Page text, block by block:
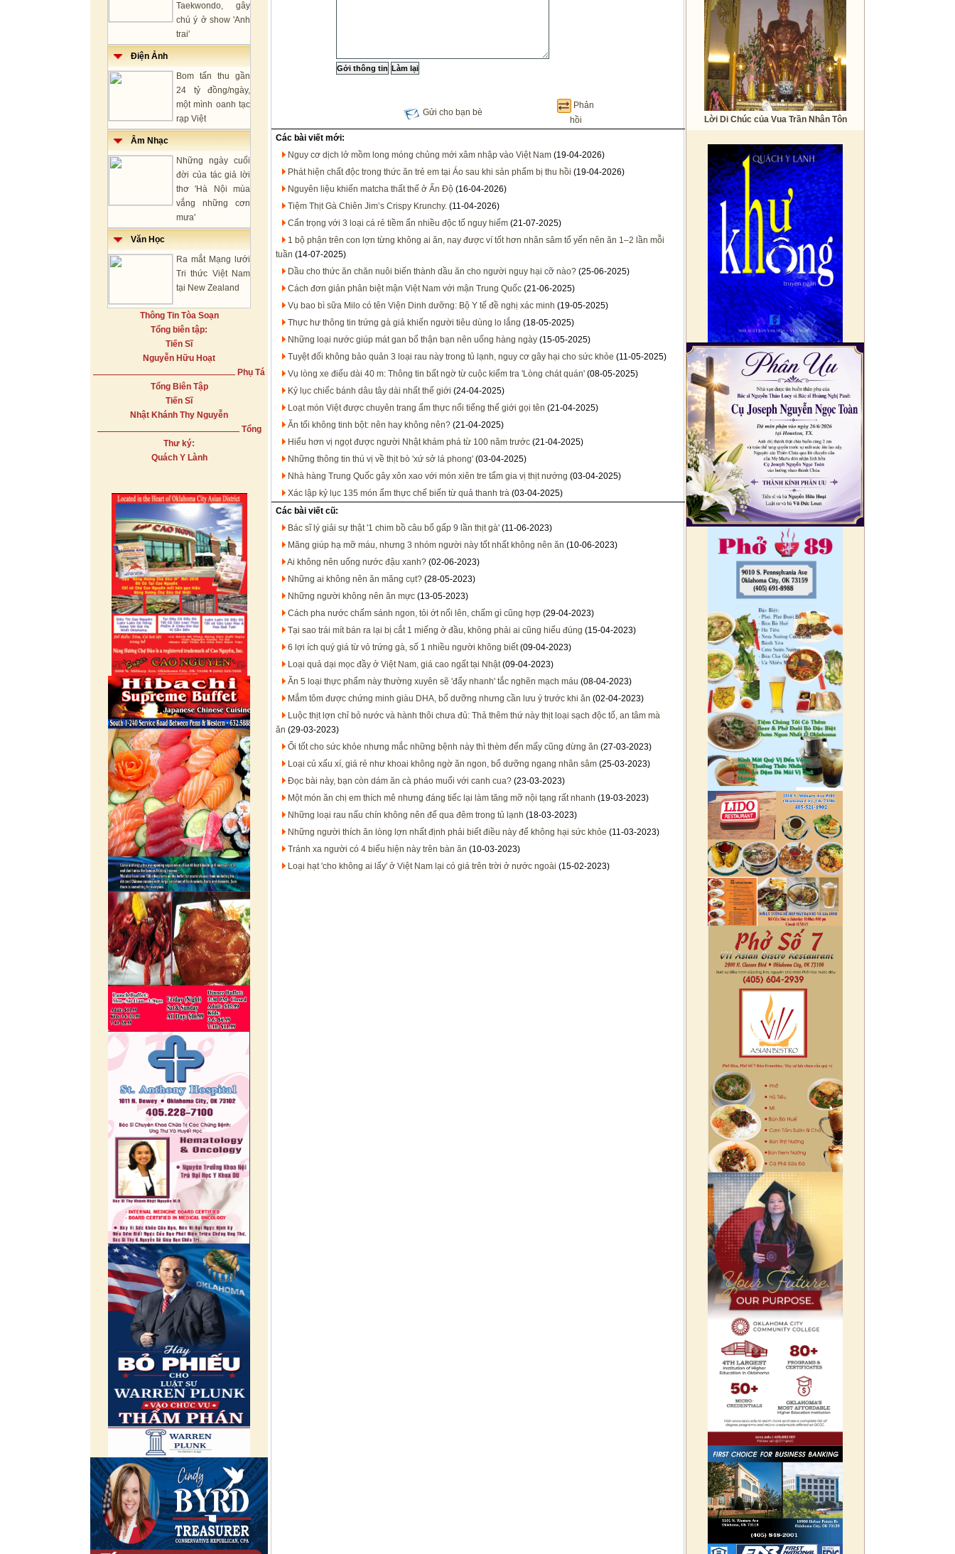
Taekwondo, gây
chú ý ở show 'Anh
trai'
Điện Ảnh
Bom tấn thu gần
24 tỷ đồng/ngày,
một mình oanh tạc
rạp Việt
Âm Nhạc
Những ngày cuối
đời của tác giả lời
thơ 'Hà Nội mùa
vắng những cơn
mưa'
Văn Học
Ra mắt Mạng lưới
Tri thức Việt Nam
tại New Zealand
Thông Tin Tòa Soạn
Tổng biên tập:
Tiến Sĩ
Nguyễn Hữu Hoạt
Phụ Tá
Tổng Biên Tập
Tiến Sĩ
Nhật Khánh Thy Nguyễn
Tổng
Thư ký:
Quách Y Lành
Gửi cho bạn bè
Phản
hồi
Các bài viết mới:
Nguy cơ dịch lở mồm long móng chủng mới xâm nhập vào Việt Nam (19-04-2026)
Phát hiện chất độc trong thức ăn trẻ em tại Áo sau khi sản phẩm bị thu hồi (19-04-2026)
Nguyên liệu khiến matcha thất thế ở Ấn Độ (16-04-2026)
Tiệm Thịt Gà Chiên Jim’s Crispy Krunchy. (11-04-2026)
Cẩn trọng với 3 loại cá rẻ tiềm ẩn nhiều độc tố nguy hiểm (21-07-2025)
1 bộ phận trên con lợn từng không ai ăn, nay được ví tốt hơn nhân sâm tổ yến nên ăn 1–2 lần mỗi
tuần (14-07-2025)
Dầu cho thức ăn chăn nuôi biến thành dầu ăn cho người nguy hại cỡ nào? (25-06-2025)
Cách đơn giản phân biệt mận Việt Nam với mận Trung Quốc (21-06-2025)
Vụ bao bì sữa Milo có tên Viện Dinh dưỡng: Bộ Y tế đề nghị xác minh (19-05-2025)
Thực hư thông tin trứng gà giả khiến người tiêu dùng lo lắng (18-05-2025)
Những loại nước giúp mát gan bổ thận bạn nên uống hàng ngày (15-05-2025)
Tuyệt đối không bảo quản 3 loại rau này trong tủ lạnh, nguy cơ gây hại cho sức khỏe (11-05-2025)
Vụ lòng xe điếu dài 40 m: Thông tin bất ngờ từ cuộc kiểm tra 'Lòng chát quán' (08-05-2025)
Kỷ lục chiếc bánh dâu tây dài nhất thế giới (24-04-2025)
Loạt món Việt được chuyên trang ẩm thực nổi tiếng thế giới gọi tên (21-04-2025)
Ăn tối không tinh bột: nên hay không nên? (21-04-2025)
Hiểu hơn vị ngọt được người Nhật khám phá từ 100 năm trước (21-04-2025)
Những thông tin thú vị về thịt bò 'xứ sở lá phong' (03-04-2025)
Nhà hàng Trung Quốc gây xôn xao với món xiên tre tẩm gia vị thịt nướng (03-04-2025)
Xác lập kỷ lục 135 món ẩm thực chế biến từ quả thanh trà (03-04-2025)
Các bài viết cũ:
Bác sĩ lý giải sự thật '1 chim bồ câu bổ gấp 9 lần thịt gà' (11-06-2023)
Măng giúp hạ mỡ máu, nhưng 3 nhóm người này tốt nhất không nên ăn (10-06-2023)
Ai không nên uống nước đậu xanh? (02-06-2023)
Những ai không nên ăn măng cụt? (28-05-2023)
Những người không nên ăn mực (13-05-2023)
Cách pha nước chấm sánh ngon, tỏi ớt nổi lên, chấm gì cũng hợp (29-04-2023)
Tại sao trái mít bán ra lại bị cắt 1 miếng ở đầu, không phải ai cũng hiểu đúng (15-04-2023)
6 lợi ích quý giá từ vỏ trứng gà, số 1 nhiều người không biết(09-04-2023)
Loại quả dại mọc đầy ở Việt Nam, giá cao ngất tại Nhật(09-04-2023)
Ăn 5 loại thực phẩm này thường xuyên sẽ 'đẩy nhanh' tắc nghẽn mạch máu (08-04-2023)
Mắm tôm được chứng minh giàu DHA, bổ dưỡng nhưng cần lưu ý trước khi ăn (02-04-2023)
Luộc thịt lợn chỉ bỏ nước và hành thôi chưa đủ: Thả thêm thứ này thịt loại sạch độc tố, an tâm mà
ăn (29-03-2023)
Ổi tốt cho sức khỏe nhưng mắc những bệnh này thì thèm đến mấy cũng đừng ăn (27-03-2023)
Loại củ xấu xí, giá rẻ như khoai không ngờ ăn ngon, bổ dưỡng ngang nhân sâm (25-03-2023)
Đọc bài này, bạn còn dám ăn cà pháo muối với canh cua? (23-03-2023)
Một món ăn chị em thích mê nhưng đáng tiếc lại làm tăng mỡ nội tạng rất nhanh (19-03-2023)
Những loại rau nấu chín không nên để qua đêm trong tủ lạnh (18-03-2023)
Những người thích ăn lòng lợn nhất định phải biết điều này để không hại sức khỏe (11-03-2023)
Tránh xa người có 4 biểu hiện này trên bàn ăn (10-03-2023)
Loại hạt 'cho không ai lấy' ở Việt Nam lại có giá trên trời ở nước ngoài (15-02-2023)
Lời Di Chúc của Vua Trần Nhân Tôn